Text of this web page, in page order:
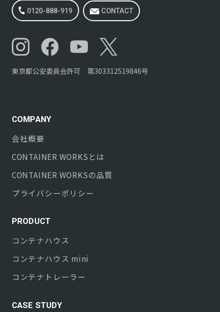
0120-888-919 CONTACT
東京都公安委員会許可 第303312519846号
COMPANY
会社概要
CONTAINER WORKS とは
CONTAINER WORKSの品質
プライバシーポリシー
PRODUCT
コンテナハウス
コンテナハウス mini
コンテナトレーラー
CASE STUDY